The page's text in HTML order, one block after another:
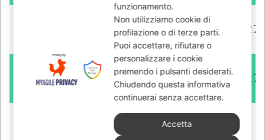
E. Bastianini
Red Bul
KTM Tech3
27
44 P. Espargaro
Red Bul
KTM Tech3
27
funzionamento.
Non utilizziamo cookie di
profilazione o di terze parti.
Puoi accettare, rifiutare o
personalizzare i cookie
premendo i pulsanti desiderati.
Chiudendo questa informativa
continuerai senza accettare.
Accetta